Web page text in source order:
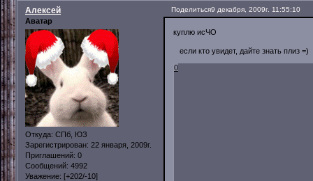
Поделиться9 декабря, 2009г. 11:55:10
Алексей
Аватар
Откуда: СПб, ЮЗ
Зарегистрирован: 22 января, 2009г.
Приглашений: 0
Сообщений: 4992
Уважение: [+202/-10]
куплю исЧО
если кто увидет, дайте знать плиз =)
0